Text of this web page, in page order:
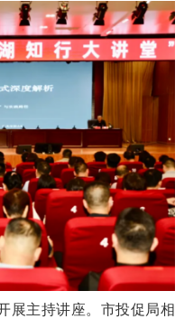
展主持讲座。市投促局相